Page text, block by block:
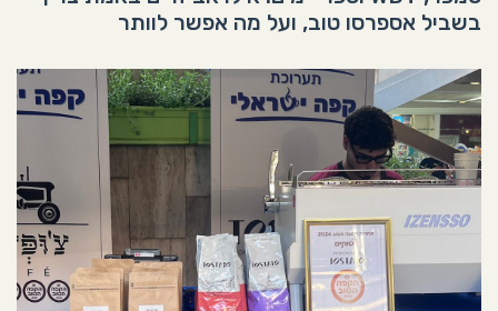
בשביל אספרסו טוב, ועל מה אפשר לוותר